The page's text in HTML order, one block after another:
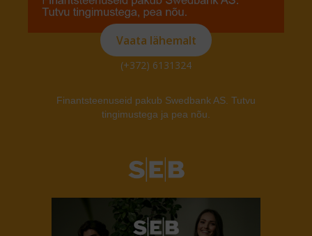
Vaata lähemalt
(+372) 6131324
Finantsteenuseid pakub Swedbank AS. Tutvu
tingimustega ja pea nõu.